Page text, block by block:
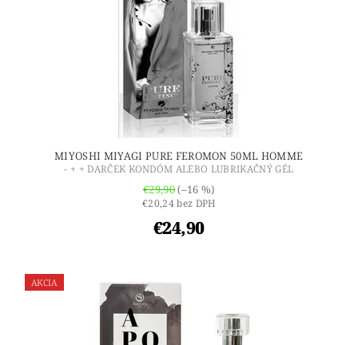
MIYOSHI MIYAGI PURE FEROMON 50ML HOMME
- + + DARČEK KONDÓM ALEBO LUBRIKAČNÝ GÉL
€29,90(–16 %)
€20,24 bez DPH
€24,90
AKCIA